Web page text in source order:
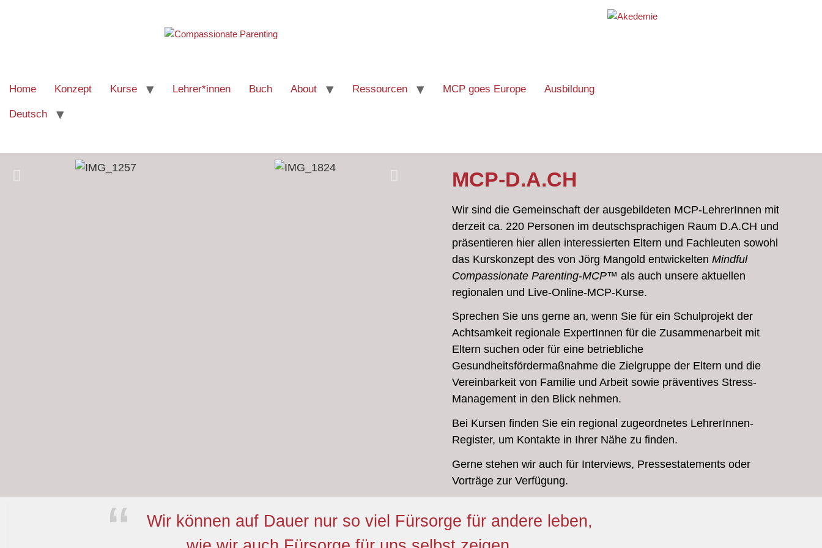
Home Konzept Kurse Lehrer*innen Buch About Ressourcen MCP goes Europe Ausbildung
Deutsch
MCP-D.A.CH
Wir sind die Gemeinschaft der ausgebildeten MCP-LehrerInnen mit
derzeit ca. 220 Personen im deutschsprachigen Raum D.A.CH und
präsentieren hier allen interessierten Eltern und Fachleuten sowohl
das Kurskonzept des von Jörg Mangold entwickeltenMindful
Compassionate Parenting-MCP™ als auch unsere aktuellen
regionalen und Live-Online-MCP-Kurse.
Sprechen Sie uns gerne an, wenn Sie für ein Schulprojekt der
Achtsamkeit regionale ExpertInnen für die Zusammenarbeit mit
Eltern suchenoder für eine betriebliche
Gesundheitsfördermaßnahme die Zielgruppe der Eltern und die
Vereinbarkeit von Familie und Arbeit sowie präventives Stress-
Management in den Blick nehmen.
Bei Kursen finden Sie ein regional zugeordnetes LehrerInnen-
Register, um Kontakte in Ihrer Nähe zu finden.
Gerne stehen wir auch für Interviews, Pressestatements oder
Vorträge zur Verfügung.
Wir können auf Dauer nur so viel Fürsorge für andere leben,